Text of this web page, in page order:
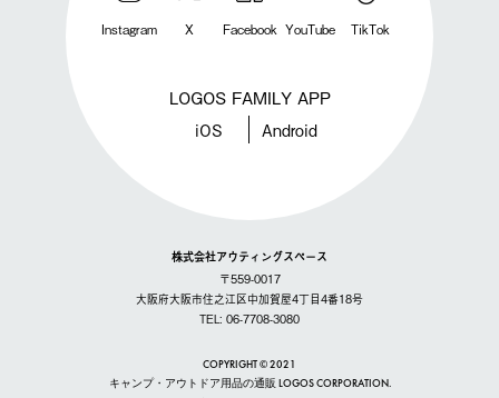
Instagram X Facebook YouTube TikTok
LOGOS FAMILY APP
iOS Android
株式会社アウティングスペース
〒559-0017
大阪府大阪市住之江区中加賀屋4丁目4番18号
TEL: 06-7708-3080
COPYRIGHT © 2021
キャンプ・アウトドア用品の通販 LOGOS CORPORATION.